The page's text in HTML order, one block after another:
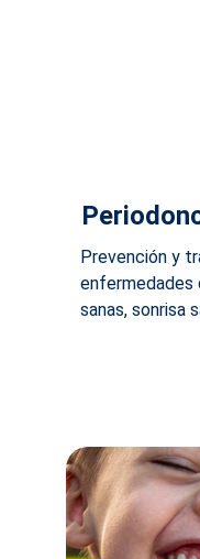
Prevención y
enfermedades
sanas, sonrisa